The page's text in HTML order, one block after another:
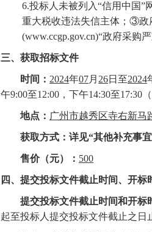
6.投标人未被列入“信用中国”
重大税收违法失信主体；③政
(www.ccgp.gov.cn)“政府采购
三、 获取招标文件
时间： 2024年07月 26日至2024
午9:00至12:00 ，下午14:30至17:30
地点： 广州市越秀区寺右新马
获取方式：详见“其他补充事宜
售价（元）： 500
四、 提交投标文件截止时间、开标
提交投标文件截止时间和开标
起至投标人提交投标文件截止之日